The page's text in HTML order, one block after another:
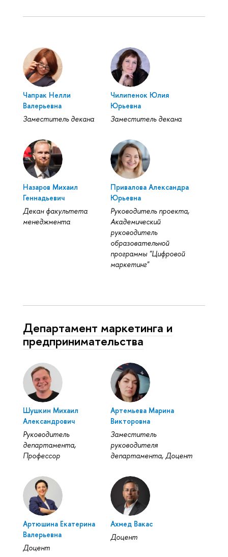
Чапрак Нелли
Валерьевна
Заместитель декана
Чилипенок Юлия
Юрьевна
Заместитель декана
Назаров Михаил
Геннадьевич
Декан факультета
менеджмента
Привалова Александра
Юрьевна
Руководитель проекта,
Академический
руководитель
образовательной
программы "Цифровой
маркетинг"
Департамент маркетинга и
предпринимательства
Шушкин Михаил
Александрович
Руководитель
департамента,
Профессор
Артемьева Марина
Викторовна
Заместитель
руководителя
департамента, Доцент
Артюшина Екатерина
Валерьевна
Доцент
Ахмед Вакас
Доцент